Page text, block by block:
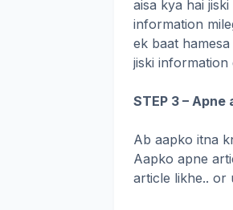
aisa kya hai
information
ek baat
jiski
STEP 3 –
Ab aapko itna
Aapko apne
article likhe.. or